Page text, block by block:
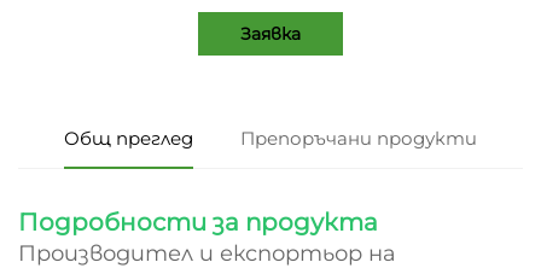
Заявка
Общ преглед Препоръчани продукти
Подробности за продукта
Производител и експортьор на